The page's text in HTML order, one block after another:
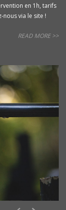
en 1h, tarifs
via le site !
READ MORE >>